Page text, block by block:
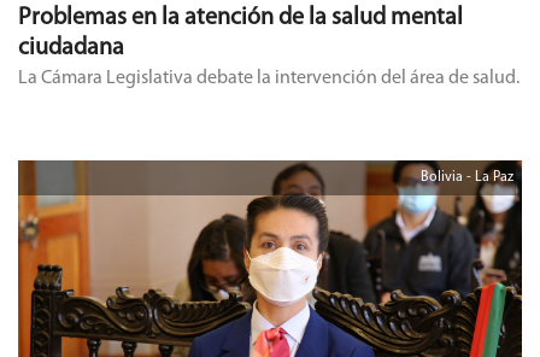
Problemas en la atención de la salud mental
ciudadana
La Cámara Legislativa debate la intervención del área de salud.
Bolivia - La Paz